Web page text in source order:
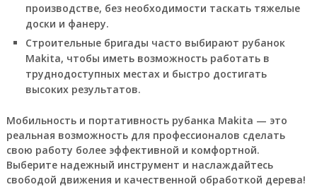
производстве, без необходимости таскать тяжелые
доски и фанеру.
Строительные бригады часто выбирают рубанок
Makita, чтобы иметь возможность работать в
труднодоступных местах и быстро достигать
высоких результатов.
Мобильность и портативность рубанка Makita — это
реальная возможность для профессионалов сделать
свою работу более эффективной и комфортной.
Выберите надежный инструмент и наслаждайтесь
свободой движения и качественной обработкой дерева!